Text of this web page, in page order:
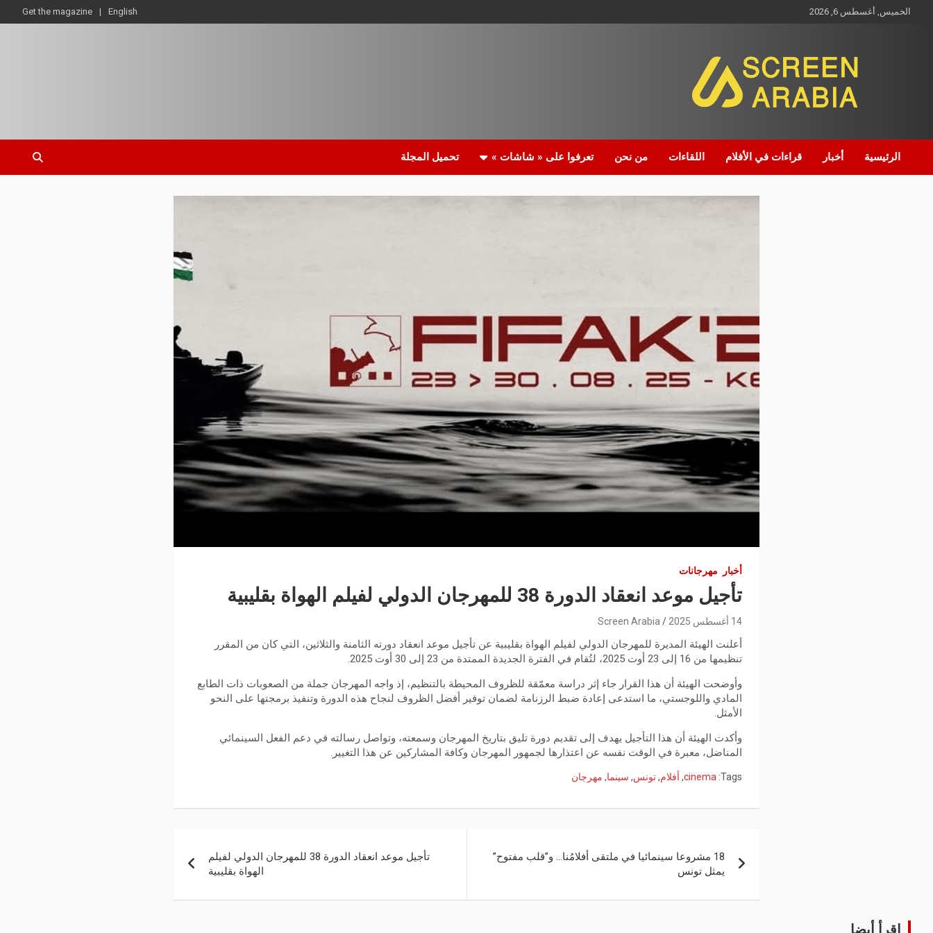
الخميس, أغسطس 6, 2026 English
Get the magazine
Screen Arabia
الرئيسية أخبار قراءات في الأفلام اللقاءات من نحن تعرفوا على « شاشات » تحميل المجلة
أخبار مهرجانات
تأجيل موعد انعقاد الدورة 38 للمهرجان الدولي لفيلم الهواة بقليبية
14 أغسطس 2025 Screen Arabia
أعلنت الهيئة المديرة للمهرجان الدولي لفيلم الهواة بقليبية عن تأجيل موعد انعقاد دورته الثامنة والثلاثين، التي كان من المقرر
تنظيمها من 16 إلى 23 أوت 2025، لتُقام في الفترة الجديدة الممتدة من 23 إلى 30 أوت 2025.
وأوضحت الهيئة أن هذا القرار جاء إثر دراسة معمّقة للظروف المحيطة بالتنظيم، إذ واجه المهرجان جملة من الصعوبات ذات الطابع
المادي واللوجستي، ما استدعى إعادة ضبط الرزنامة لضمان توفير أفضل الظروف لنجاح هذه الدورة وتنفيذ برمجتها على النحو
الأمثل.
وأكدت الهيئة أن هذا التأجيل يهدف إلى تقديم دورة تليق بتاريخ المهرجان وسمعته، وتواصل رسالته في دعم الفعل السينمائي
المناضل، معبرة في الوقت نفسه عن اعتذارها لجمهور المهرجان وكافة المشاركين عن هذا التغيير.
Tags:
cinema
, أفلام,تونس, سينما, مهرجان
18 مشروعا سينمائيا في ملتقى أفلامُنا… و”قلب مفتوح”
يمثل تونس
تأجيل موعد انعقاد الدورة 38 للمهرجان الدولي لفيلم
الهواة بقليبية
إقرأ أيضا